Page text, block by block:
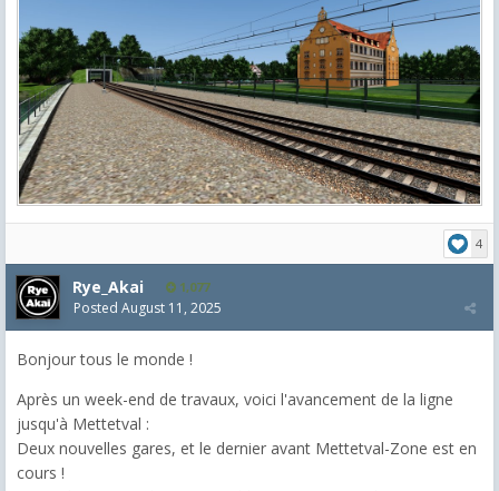
4
Rye_Akai 1,077
Posted August 11, 2025
Bonjour tous le monde !
Après un week-end de travaux, voici l'avancement de la ligne
jusqu'à Mettetval :
Deux nouvelles gares, et le dernier avant Mettetval-Zone est en
cours !